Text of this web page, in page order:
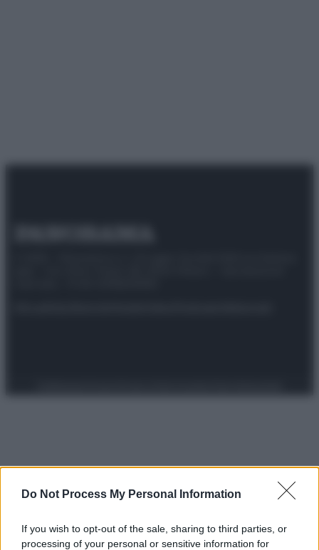
Do Not Process My Personal Information
If you wish to opt-out of the sale, sharing to third parties, or
processing of your personal or sensitive information for